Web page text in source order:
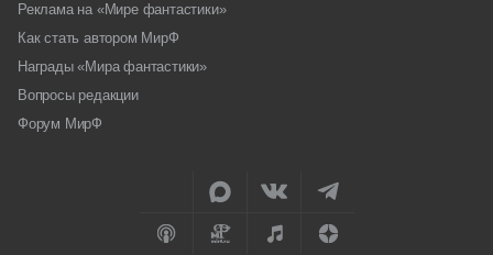
Реклама на «Мире фантастики»
Как стать автором МирФ
Награды «Мира фантастики»
Вопросы редакции
Форум МирФ